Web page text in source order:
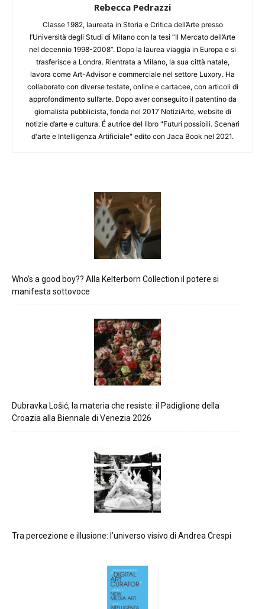
Rebecca Pedrazzi
Classe 1982, laureata in Storia e Critica dell’Arte presso
l’Università degli Studi di Milano con la tesi “Il Mercato dell’Arte
nel decennio 1998-2008”. Dopo la laurea viaggia in Europa e si
trasferisce a Londra. Rientrata a Milano, la sua città natale,
lavora come Art-Advisor e commerciale nel settore Luxory. Ha
collaborato con diverse testate, online e cartacee, con articoli di
approfondimento sull’arte. Dopo aver conseguito il patentino da
giornalista pubblicista, fonda nel 2017 NotiziArte, website di
notizie d’arte e cultura. É autrice del libro "Futuri possibili. Scenari
d'arte e Intelligenza Artificiale" edito con Jaca Book nel 2021.
Who’s a good boy?? Alla Kelterborn Collection il potere si
manifesta sottovoce
Dubravka Lošić, la materia che resiste: il Padiglione della
Croazia alla Biennale di Venezia 2026
Tra percezione e illusione: l’universo visivo di Andrea Crespi